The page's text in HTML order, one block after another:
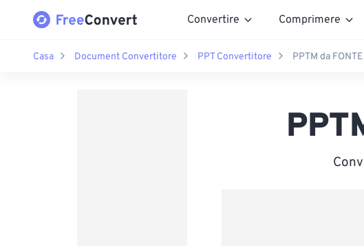
Convertire Comprimere
Casa Document Convertitore PPT Convertitore PPTM da